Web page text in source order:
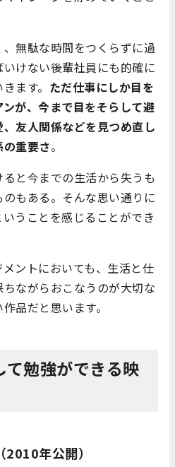
無駄な時間をつくらずに過
けない後輩社員にも的確に
ます。 ただ仕事にしか目を
が、今まで目をそらして避
友人関係などを見つめ直し
重要さ。
と今までの生活から失うも
もある。そんな思い通りに
うことを感じることができ
ントにおいても、生活と仕
ながらおこなうのが大切な
品だと思います。
勉強ができる映
年公開）